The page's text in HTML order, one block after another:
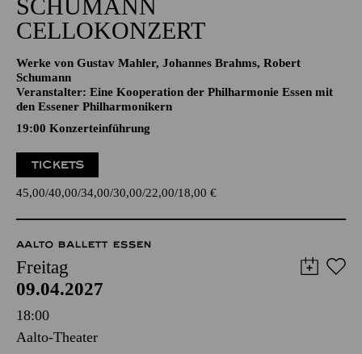
PORTRÄT ANASTASIA KOBEKINA ·
SINFONIEKONZERT VIII
SCHUMANN
CELLOKONZERT
Werke von Gustav Mahler, Johannes Brahms, Robert
Schumann
den Essener Philharmonikern
19:00 Konzerteinführung
45,00 40,00 34,00 30,00 22,00
AALTO BALLETT ESSEN
Freitag
09.04.2027